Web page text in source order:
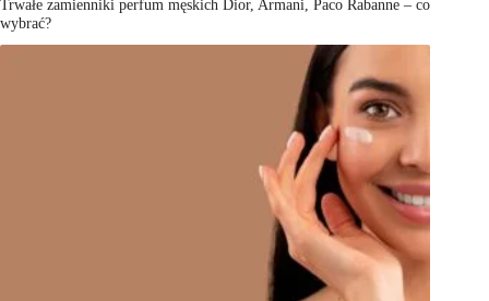
Trwałe zamienniki perfum męskich Dior, Armani, Paco Rabanne – co
wybrać?